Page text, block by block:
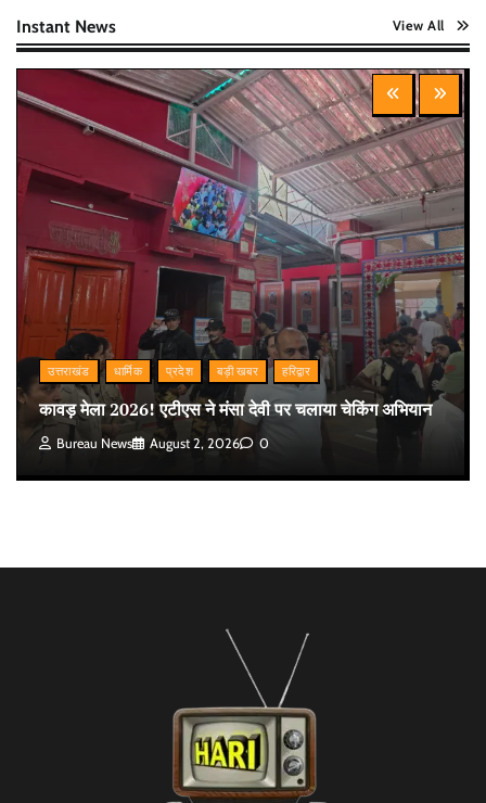
Instant News View All
उत्तराखंड धार्मिक प्रदेश बड़ी खबर हरिद्वार
कावड़ मेला 2026! एटीएस ने मंसा देवी पर चलाया चेकिंग अभियान
Bureau News August 2, 2026 0